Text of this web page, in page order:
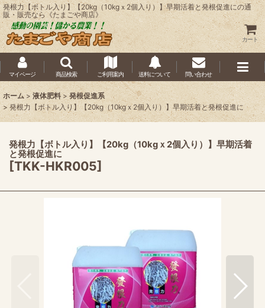
発根力【ボトル入り】【20kg（10kgｘ2個入り）】早期活着と発根促進にの通
販・販売なら《たまごや商店》
カート
マイページ 商品検索 ご利用案内 送料について 問い合わせ
ホーム > 液体肥料 > 発根促進系
> 発根力【ボトル入り】【20kg（10kgｘ2個入り）】早期活着と発根促進に
発根力【ボトル入り】【20kg（10kgｘ2個入り）】早期活着
と発根促進に
[TKK-HKR005]